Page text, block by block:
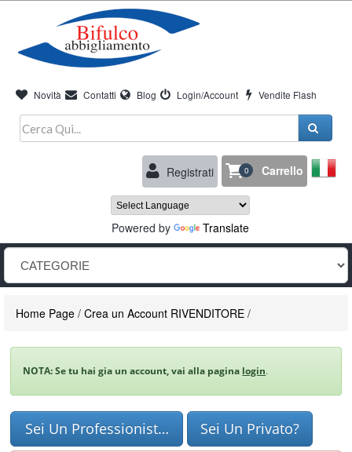
Novità Contatti Blog Login/Account Vendite Flash
Registrati 0 Carrello
Powered by Translate
Home Page / Crea un Account RIVENDITORE /
NOTA:Se tu hai gia un account, vai alla pagina login.
Sei Un Professionista? Sei Un Privato?